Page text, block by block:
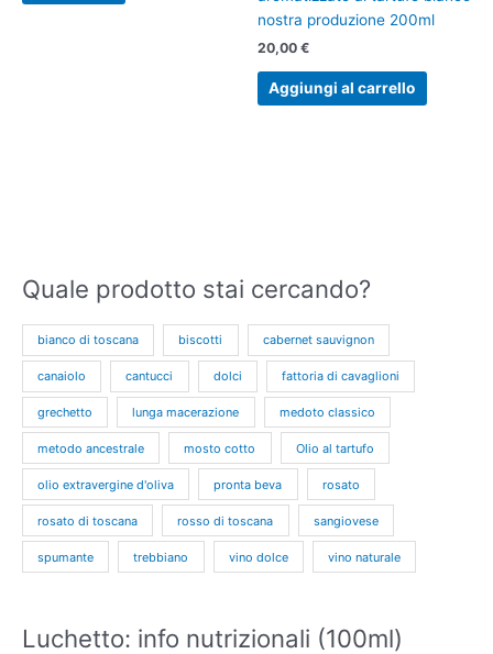
nostra produzione 200ml
20,00 €
Aggiungi al carrello
Quale prodotto stai cercando?
bianco di toscana biscotti cabernet sauvignon
canaiolo cantucci dolci fattoria di cavaglioni
grechetto lunga macerazione medoto classico
metodo ancestrale mosto cotto Olio al tartufo
olio extravergine d'oliva pronta beva rosato
rosato di toscana rosso di toscana sangiovese
spumante trebbiano vino dolce vino naturale
Luchetto: info nutrizionali (100ml)